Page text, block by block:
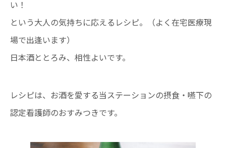
い！
という大人の気持ちに応えるレシピ。（よく在宅医療現
場で出逢います）
日本酒ととろみ、相性よいです。
レシピは、お酒を愛する当ステーションの摂食・嚥下の
認定看護師のおすみつきです。